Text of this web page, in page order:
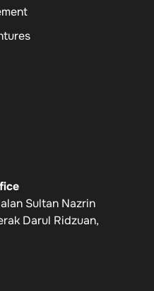
Sultan Nazrin
Darul Ridzuan,